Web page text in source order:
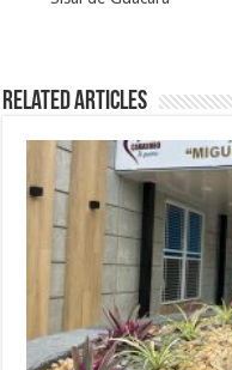
Related Articles